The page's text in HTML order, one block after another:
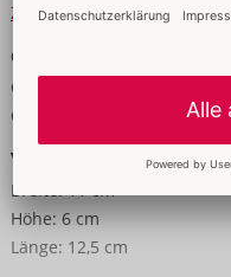
Zur Materialkunde
Größe
Größe:
Gewicht:
Verpackung
Breite: 11 cm
Höhe: 6 cm
Länge: 12,5 cm